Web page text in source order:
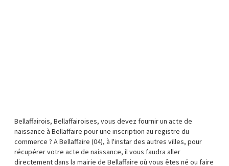
Bellaffairois, Bellaffairoises, vous devez fournir un acte de
naissance à Bellaffaire pour une inscription au registre du
commerce ? A Bellaffaire (04), à l'instar des autres villes, pour
récupérer votre acte de naissance, il vous faudra aller
directement dans la mairie de Bellaffaire où vous êtes né ou faire